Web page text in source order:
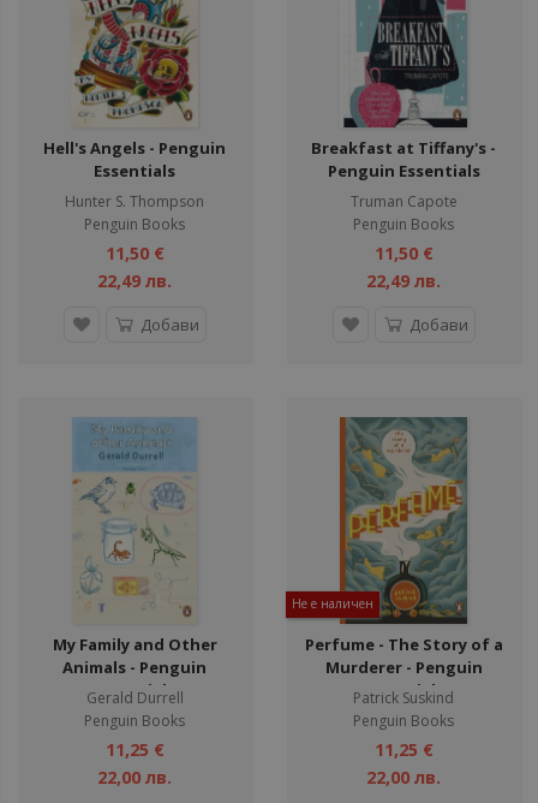
Hell's Angels - Penguin
Essentials
Hunter S. Thompson
Penguin Books
11,50 €
22,49 лв.
Добави
Breakfast at Tiffany's -
Penguin Essentials
Truman Capote
Penguin Books
11,50 €
22,49 лв.
Добави
My Family and Other
Animals - Penguin
Essentials
Gerald Durrell
Penguin Books
11,25 €
22,00 лв.
Не е наличен
Perfume - The Story of a
Murderer - Penguin
Essentials
Patrick Suskind
Penguin Books
11,25 €
22,00 лв.